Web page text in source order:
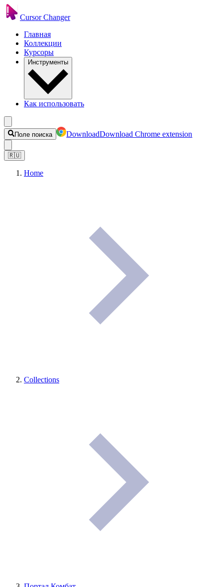
Cursor Changer
Главная
Коллекции
Курсоры
Инструменты
Как использовать
Поле поиска DownloadDownload Chrome extension
🇷🇺
Home
Collections